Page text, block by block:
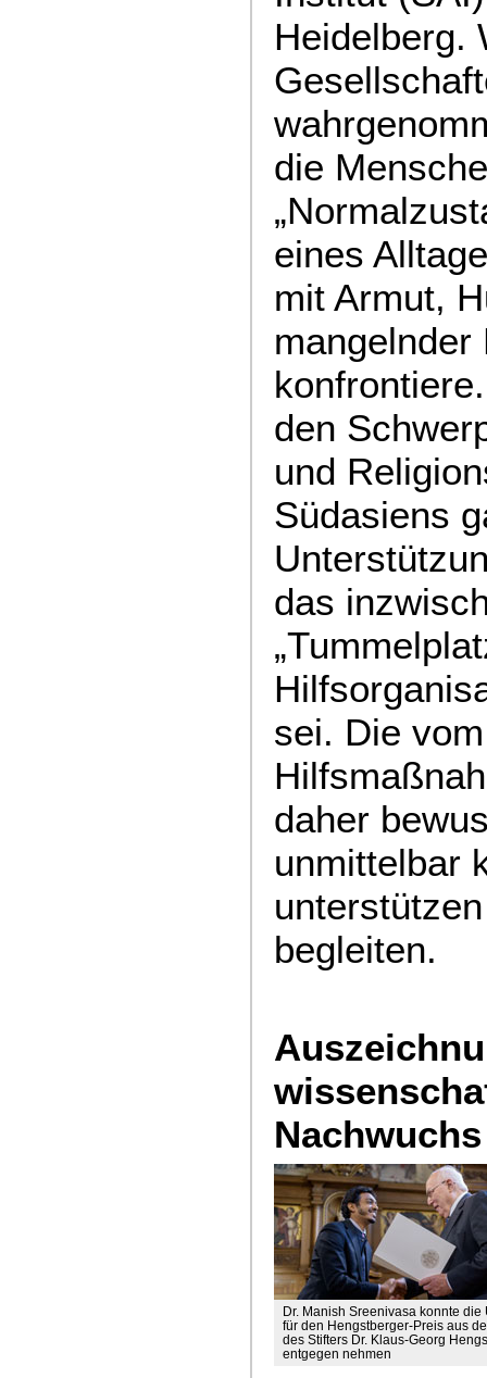
Heidelberg.
die
eines
mit Armut,
mangelnder
den
und
Südasiens
das
sei. Die
daher
unmittelbar
begleiten.
Nachwuchs
Dr. Manish Sreenivasa konnte die
für den Hengstberger-Preis aus
des Stifters Dr. Klaus-Georg
entgegen nehmen